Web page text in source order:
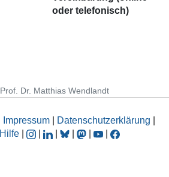
oder telefonisch)
Prof. Dr. Matthias Wendlandt
Impressum Datenschutzerklärung
Hilfe